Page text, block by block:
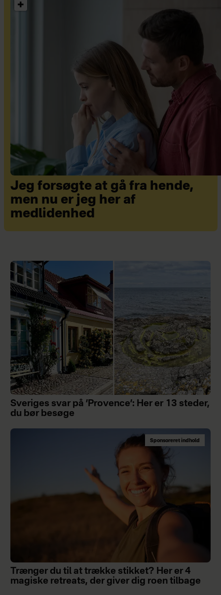
Jeg forsøgte at gå fra hende,
men nu er jeg her af
medlidenhed
Sveriges svar på ’Provence’: Her er 13 steder,
du bør besøge
Sponsoreret indhold
Trænger du til at trække stikket? Her er 4
magiske retreats, der giver dig roen tilbage